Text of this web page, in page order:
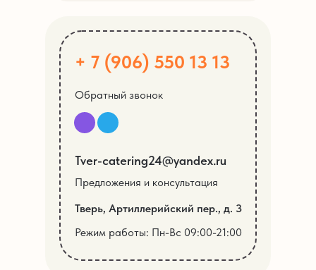
+ 7 (906) 550 13 13
Обратный звонок
Tver-catering24@yandex.ru
Предложения и консультация
Режим работы: Пн-Вс 09:00-21:00
Тверь, Артиллерийский пер., д. 3